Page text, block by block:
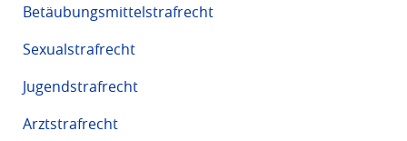
Betäubungsmittelstrafrecht
Sexualstrafrecht
Jugendstrafrecht
Arztstrafrecht